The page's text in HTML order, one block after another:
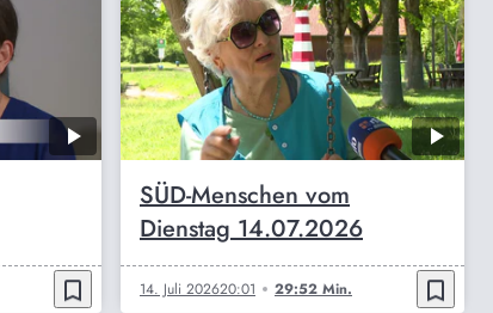
bookmark_border
SÜD-Menschen vom
Dienstag 14.07.2026
14. Juli 202620:01 29:52 Min. bookmark_border